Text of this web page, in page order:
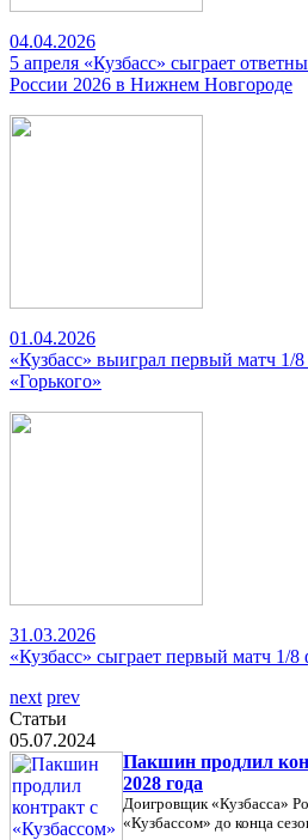
04.04.2026
5 апреля «Кузбасс» сыграет
России 2026 в Нижнем Новгороде
01.04.2026
«Кузбасс» выиграл первый матч 1/
«Горького»
31.03.2026
«Кузбасс» сыграет первый матч 1/
next prev
Статьи
05.07.2024
Пакшин продлил
2028 года
Доигровщик «Кузбасса»
«Кузбассом» до конца